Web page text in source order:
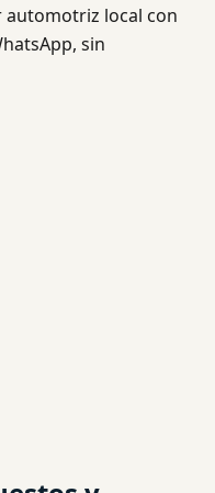
automotriz local con
sin